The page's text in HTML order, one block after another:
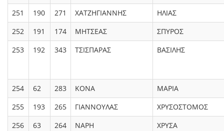
251
190 271 ΧΑΤΖΗΓΙΑΝΝΗΣ
ΗΛΙΑΣ
252
191 174 ΜΗΤΣΕΑΣ
ΣΠΥΡΟΣ
253
192 343 ΤΣΙΣΠΑΡΑΣ ΒΑΣΙΛΗΣ
254 62 283 ΚΟΝΑ
ΜΑΡΙΑ
255
193 265 ΓΙΑΝΝΟΥΛΑΣ
ΧΡΥΣΟΣΤΟΜΟΣ
256
63 264 ΝΑΡΗ
ΧΡΥΣΑ